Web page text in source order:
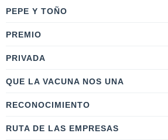
PEPE Y TOÑO
PREMIO
PRIVADA
QUE LA VACUNA NOS UNA
RECONOCIMIENTO
RUTA DE LAS EMPRESAS